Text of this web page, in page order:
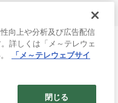
All rights reserved.
向上や分析及び広告配信
詳しくは「メ～テレウェ
「メ～テレウェブサイ
閉じる